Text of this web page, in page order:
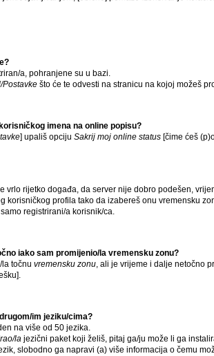
a, pohranjene su u bazi.
Postavke što će te odvesti na stranicu na kojoj možeš
imena na online popisu?
] upališ opciju Sakrij moj online status [čime ćeš
vrlo rijetko događa, da server nije dobro podešen,
korisničkog profila tako da izabereš onu vremensku
registrirani/a korisnik/ca.
iako sam promijenio/la vremensku zonu?
točnu vremensku zonu, ali je vrijeme i dalje netočno
im jeziku/cima?
na više od 50 jezika.
la jezični paket koji želiš, pitaj ga/ju može li ga
slobodno ga napravi (a) više informacija o čemu